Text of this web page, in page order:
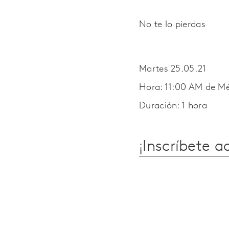
No te lo pierdas
Martes 25.05.21
Hora: 11:00 AM de
Duración: 1 hora
¡Inscríbete